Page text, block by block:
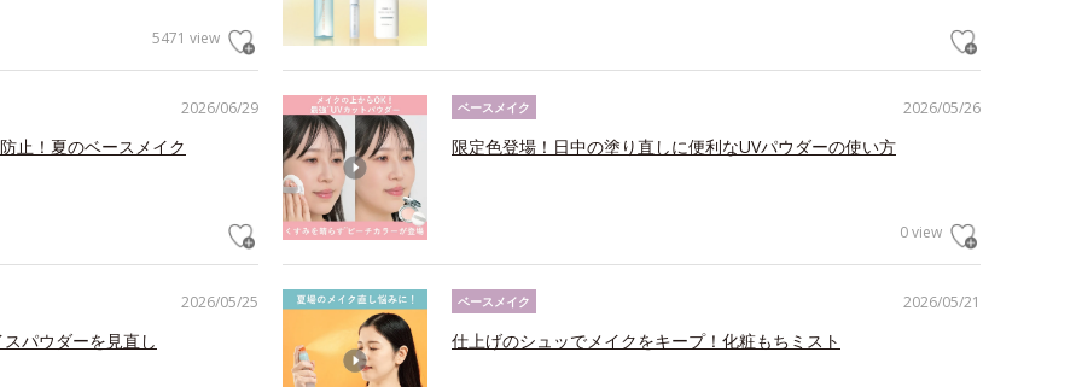
5471 view
2026/06/29
止！夏のベースメイク
2026/05/26
ベースメイク
限定色登場！日中の塗り直しに便利なUVパウダーの使い方
0 view
2026/05/25
パウダーを見直し
2026/05/21
ベースメイク
仕上げのシュッでメイクをキープ！化粧もちミスト